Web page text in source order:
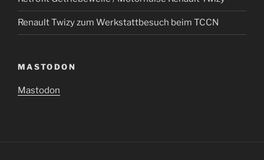
Renault Twizy zum Werkstattbesuch beim TCCN
MASTODON
Mastodon